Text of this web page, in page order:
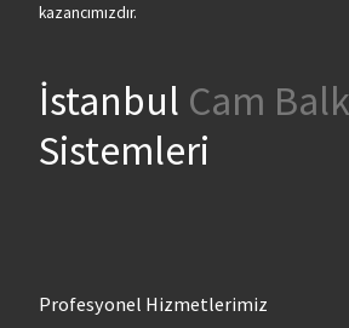
kazancımızdır.
İstanbul Cam
Sistemleri
Profesyonel Hizmetlerimiz